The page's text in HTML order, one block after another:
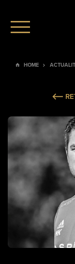
HOME